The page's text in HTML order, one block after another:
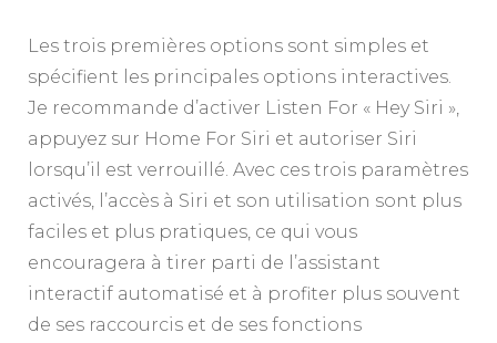
Les trois premières options sont simples et
spécifient les principales options interactives.
Je recommande d’activer Listen For « Hey Siri »,
appuyez sur Home For Siri et autoriser Siri
lorsqu’il est verrouillé. Avec ces trois paramètres
activés, l’accès à Siri et son utilisation sont plus
faciles et plus pratiques, ce qui vous
encouragera à tirer parti de l’assistant
interactif automatisé et à profiter plus souvent
de ses raccourcis et de ses fonctions